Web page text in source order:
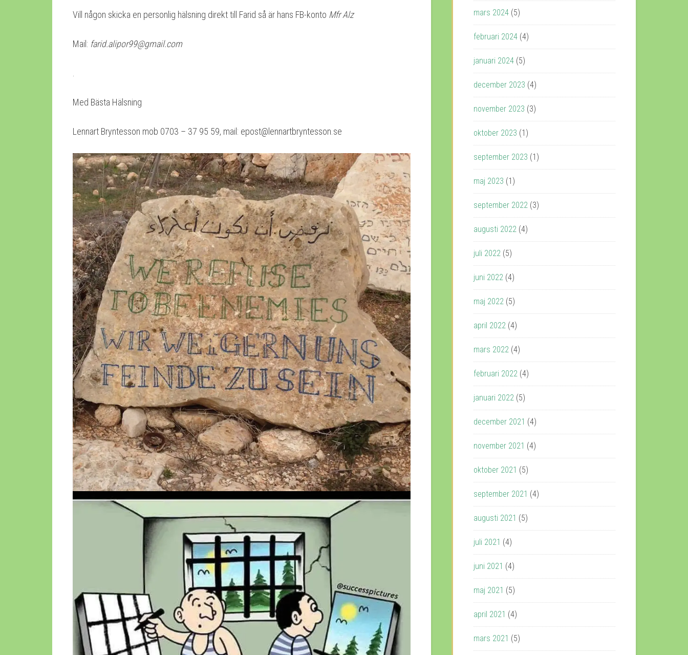
Vill någon skicka en personlig hälsning direkt till Farid så är hans FB-konto Mfr Alz
Mail: farid.alipor99@gmail.com
Med Bästa Hälsning
Lennart Bryntesson mob 0703 – 37 95 59, mail: epost@lennartbryntesson.se
mars 2024 (5)
februari 2024 (4)
januari 2024 (5)
december 2023 (4)
november 2023 (3)
oktober 2023 (1)
september 2023 (1)
maj 2023 (1)
september 2022 (3)
augusti 2022 (4)
juli 2022 (5)
juni 2022 (4)
maj 2022 (5)
april 2022 (4)
mars 2022 (4)
februari 2022 (4)
januari 2022 (5)
december 2021 (4)
november 2021 (4)
oktober 2021 (5)
september 2021 (4)
augusti 2021 (5)
juli 2021 (4)
juni 2021 (4)
maj 2021 (5)
april 2021 (4)
mars 2021 (5)